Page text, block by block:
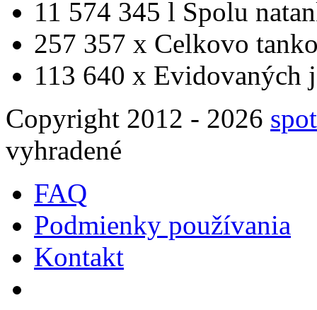
11 574 345 l Spolu
257 357 x Celkovo
113 640 x Evidovaných
Copyright 2012 - 2026
vyhradené
FAQ
Podmienky používania
Kontakt